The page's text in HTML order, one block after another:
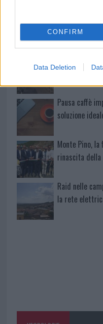
CONFIRM
Data Deletion
accoglienza
Olbia, divieto
esplode la
Pausa caffè
soluzione
Monte Pino,
rinascita della
Raid nelle
la rete